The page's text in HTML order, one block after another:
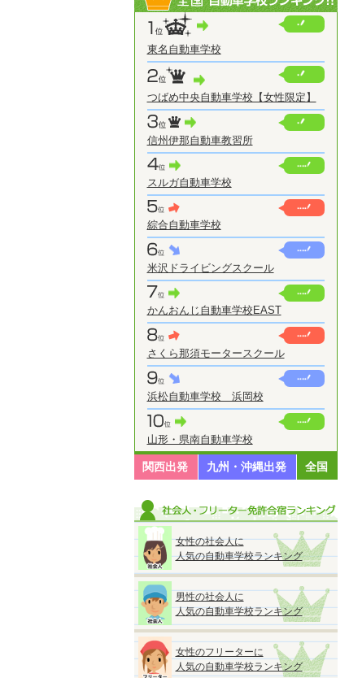
東名自動車学校
つばめ中央自動車学校【女性限定】
信州伊那自動車教習所
スルガ自動車学校
綜合自動車学校
米沢ドライビングスクール
かんおんじ自動車学校EAST
さくら那須モータースクール
浜松自動車学校 浜岡校
山形・県南自動車学校
関西出発 九州・沖縄出発 全国
女性の社会人に
人気の自動車学校ランキング
男性の社会人に
人気の自動車学校ランキング
女性のフリーターに
人気の自動車学校ランキング